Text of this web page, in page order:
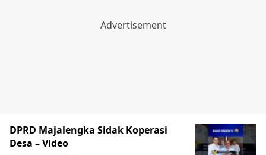
DPRD Majalengka Sidak Koperasi
Desa – Video